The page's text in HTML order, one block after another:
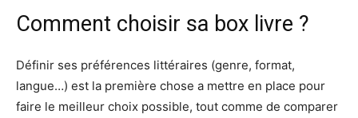
Comment choisir sa box livre ?
Définir ses préférences littéraires (genre, format,
langue…) est la première chose a mettre en place pour
faire le meilleur choix possible, tout comme de comparer